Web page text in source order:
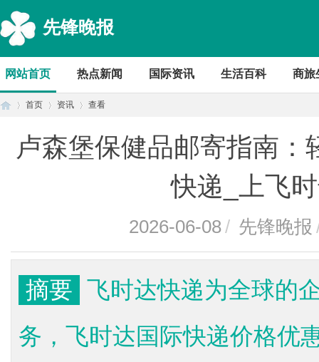
先锋晚报
网站首页 热点新闻 国际资讯 生活百科 商旅
首页 资讯 查看
卢森堡保健品邮寄指南
快递_上飞
2026-06-08/ 先锋晚报
摘要 飞时达快递为全球的
务，飞时达国际快递价格优